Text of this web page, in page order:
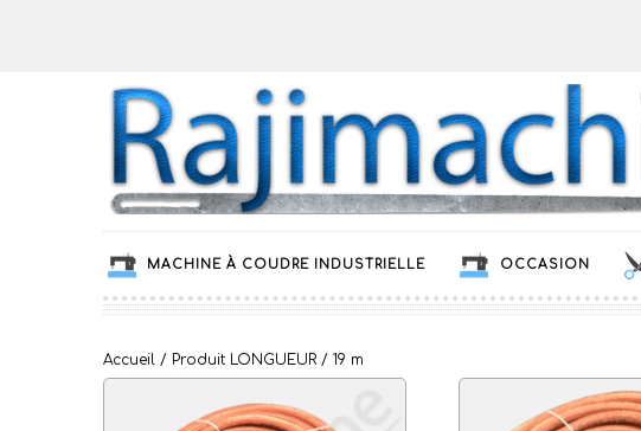
MACHINE À COUDRE INDUSTRIELLE OCCASION
Accueil / Produit LONGUEUR / 19 m